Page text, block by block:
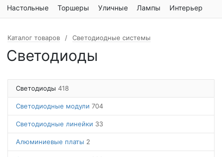
Настольные Торшеры Уличные Лампы Интерьер
Каталог товаров Светодиодные системы
Светодиоды
Светодиоды 418
Светодиодные модули 704
Светодиодные линейки 33
Алюминиевые платы 2